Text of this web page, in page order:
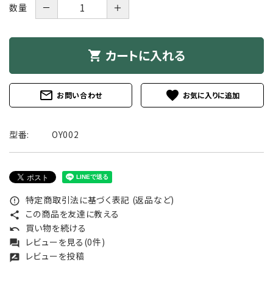
数量 － ＋
shopping_cart カートに入れる
mail_outline お問い合わせ favorite
型番: OY002
error_outline 特定商取引法に基づく表記 (返品など)
share この商品を友達に教える
undo 買い物を続ける
forum レビューを見る(0件)
rate_review レビューを投稿